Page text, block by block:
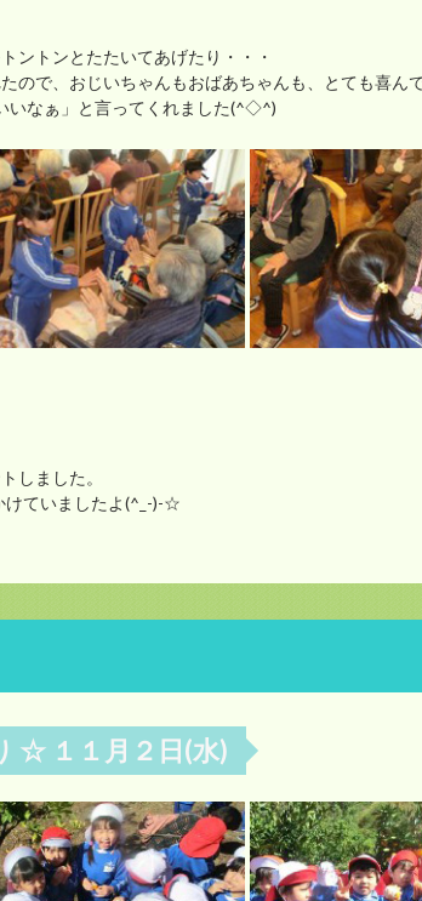
ントンとたたいてあげたり・・・
ので、おじいちゃんもおばあちゃんも、とても喜ん
いなぁ」と言ってくれました(^◇^)
しました。
けていましたよ(^_-)-☆
☆ １１月２日(水)